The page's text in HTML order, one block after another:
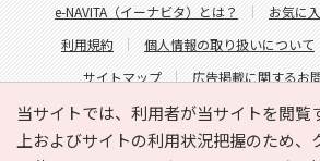
当サイトでは、利用者が当サイトを閲覧
上およびサイトの利用状況把握のため、
e-NAVITA（イーナビタ）とは？ お気に
利用規約
個人情報の取り扱いについて
サイトマップ
広告掲載に関するお
サイトの内容に関するお問い